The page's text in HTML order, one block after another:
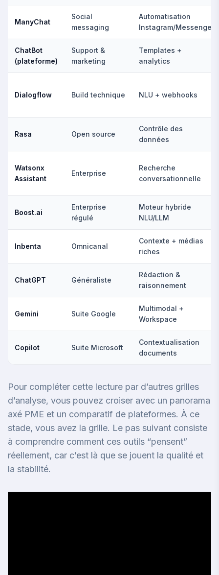
ManyChat
Social
messaging
Automatisation
Instagram/Messenger
ChatBot
(plateforme)
Support &
marketing
Templates +
analytics
Dialogflow Build technique NLU + webhooks
Rasa Open source
Contrôle des
données
Watsonx
Assistant
Enterprise
Recherche
conversationnelle
Boost.ai
Enterprise
régulé
Moteur hybride
NLU/LLM
Inbenta Omnicanal
Contexte + médias
riches
ChatGPT Généraliste
Rédaction &
raisonnement
Gemini Suite Google
Multimodal +
Workspace
Copilot Suite Microsoft
Contextualisation
documents
Pour compléter cette lecture par d’autres grilles
d’analyse, vous pouvez croiser avec un panorama
axé PME et un comparatif de plateformes. À ce
stade, vous avez la grille. Le pas suivant consiste
à comprendre comment ces outils “pensent”
réellement, car c’est là que se jouent la qualité et
la stabilité.